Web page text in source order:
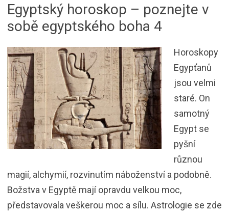
Egyptský horoskop – poznejte v
sobě egyptského boha 4
Horoskopy
Egypťanů
jsou velmi
staré. On
samotný
Egypt se
pyšní
různou
magií, alchymií, rozvinutím náboženství a podobně.
Božstva v Egyptě mají opravdu velkou moc,
představovala veškerou moc a sílu. Astrologie se zde